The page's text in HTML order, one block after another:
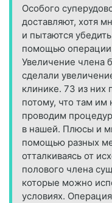
Особого
доставляют, хотя
и пытаются
помощью
Увеличение члена
сделали
клинике. 73 из них
потому, что там
проводим
в нашей. Плюсы и
помощью разных
отталкиваясь от
полового члена
которые можно
условиях.